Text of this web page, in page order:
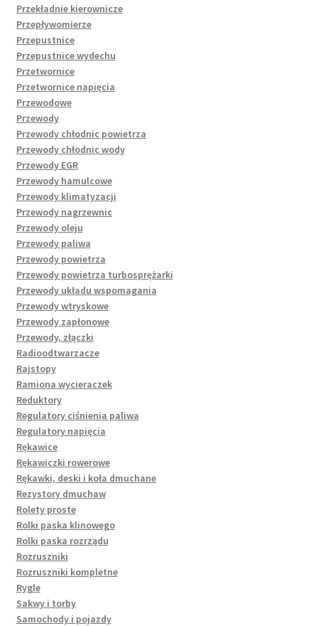
Przekładnie kierownicze
Przepływomierze
Przepustnice
Przepustnice wydechu
Przetwornice
Przetwornice napięcia
Przewodowe
Przewody
Przewody chłodnic powietrza
Przewody chłodnic wody
Przewody EGR
Przewody hamulcowe
Przewody klimatyzacji
Przewody nagrzewnic
Przewody oleju
Przewody paliwa
Przewody powietrza
Przewody powietrza turbosprężarki
Przewody układu wspomagania
Przewody wtryskowe
Przewody zapłonowe
Przewody, złączki
Radioodtwarzacze
Rajstopy
Ramiona wycieraczek
Reduktory
Regulatory ciśnienia paliwa
Regulatory napięcia
Rękawice
Rękawiczki rowerowe
Rękawki, deski i koła dmuchane
Rezystory dmuchaw
Rolety proste
Rolki paska klinowego
Rolki paska rozrządu
Rozruszniki
Rozruszniki kompletne
Rygle
Sakwy i torby
Samochody i pojazdy